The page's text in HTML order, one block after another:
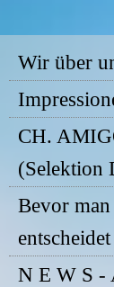
Wir über
CH.
(Selektion
Bevor
entscheidet
N E W S -